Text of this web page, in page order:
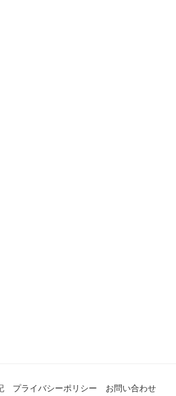
プライバシーポリシー お問い合わせ